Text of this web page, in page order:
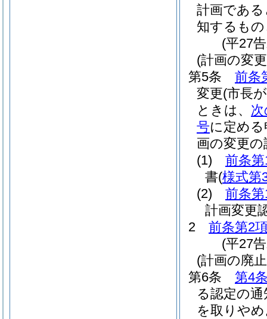
計画であ
知するも
(平27
(計画の変
第5条
前条
変更(市長
ときは、
号に定め
画の変更
(1)
前条
書(様式第
(2)
前条
計画変更
2
前条第2
(平27
(計画の廃
第6条
第4
る認定の
を取りや